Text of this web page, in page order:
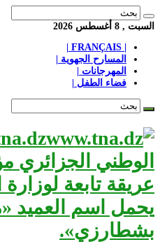
السبت , 8 أغسطس 2026
المسارح الجهوية |
المهرجانات |
فضاء الطفل |
الوطني الجزائري
عريقة تابعة لوزارة
يحمل اسم العميد
بشطارزي».